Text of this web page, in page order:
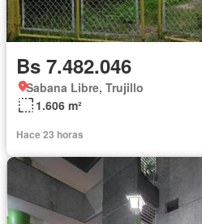
Bs 7.482.046
Sabana Libre, Trujillo
1.606 m²
Hace 23 horas